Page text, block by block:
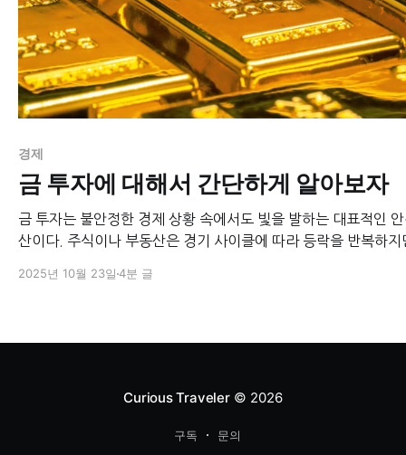
경제
금 투자에 대해서 간단하게 알아보자
금 투자는 불안정한 경제 상황 속에서도 빛을 발하는 대표적인
산이다. 주식이나 부동산은 경기 사이클에 따라 등락을 반복하지
받아 왔고, 인플레이션 헤지 수단이자 위기 시 안전판 역할을 톡
2025년 10월 23일 4분 글
Curious Traveler© 2026
구독 문의